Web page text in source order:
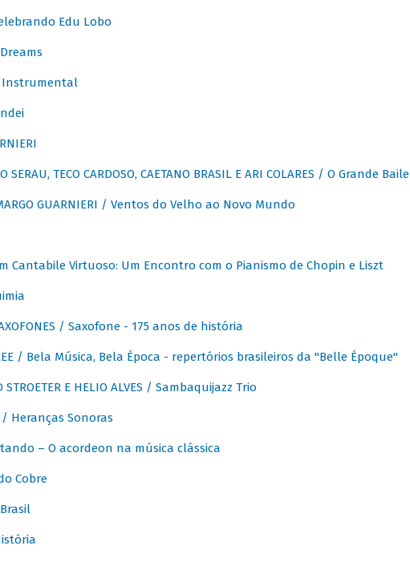
Edu Lobo
Instrumental
SERAU, TECO CARDOSO, CAETANO BRASIL E ARI COLARES / O Grande Baile
GUARNIERI / Ventos do Velho ao Novo Mundo
Cantabile Virtuoso: Um Encontro com o Pianismo de Chopin e Liszt
/ Saxofone - 175 anos de história
LEE / Bela Música, Bela Época - repertórios brasileiros da "Belle Époque"
STROETER E HELIO ALVES / Sambaquijazz Trio
/ Heranças Sonoras
– O acordeon na música clássica
Cobre